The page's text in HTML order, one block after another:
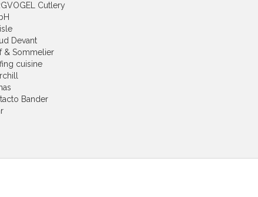
Cutlery
Devant
& Sommelier
cuisine
Bander